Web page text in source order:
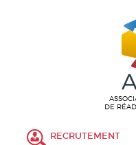
DE
RECRUTEMENT